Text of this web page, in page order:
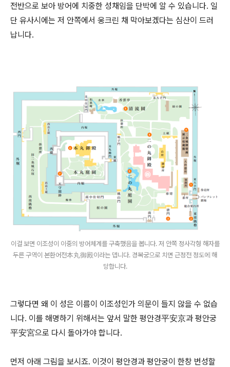
전반으로 보아 방어에 치중한 성채임을 단박에 알 수 있습니다. 일
단 유사시에는 저 안쪽에서 웅크린 채 막아보겠다는 심산이 드러
납니다.
이걸 보면 이조성이 이중의 방어체계를 구축했음을 봅니다. 저 안쪽 정사각형 해자를
두른 구역이 본환어전本丸御殿이라는 뎁니다. 경복궁으로 치면 근정전 정도에 해
당합니다.
그렇다면 왜 이 성은 이름이 이조성인가 의문이 들지 않을 수 없습
니다. 이를 해명하기 위해서는 앞서 말한 평안경平安京과 평안궁
平安宮으로 다시 돌아가야 합니다.
먼저 아래 그림을 보시죠. 이것이 평안경과 평안궁이 한창 번성할